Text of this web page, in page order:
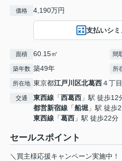
価格 4,190万円
支払いシ
面積 60.15㎡ 間
築年数 築49年 所
所在地 東京都江戸川区北葛西４丁
交通 東西線 「西葛西 」駅 徒歩12
都営新宿線 「船堀 」駅 徒歩
東西線 「葛西 」駅 徒歩22分
セールスポイント
＼買主様応援キャンペーン実施中